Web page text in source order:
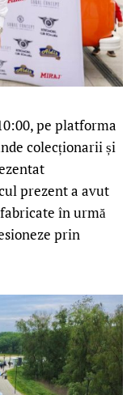
pe platforma
colecționarii și
prezent a avut
în urmă
prin